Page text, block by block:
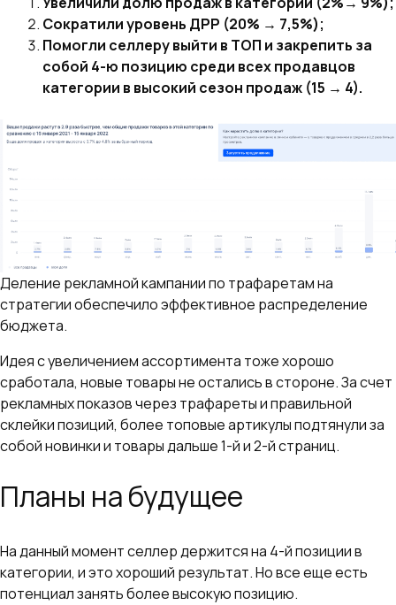
Сократили уровень ДРР (20% → 7,5%);
Помогли селлеру выйти в ТОП и закрепить за
собой 4-ю позицию среди всех продавцов
категории в высокий сезон продаж (15 → 4).
Деление рекламной кампании по трафаретам на
стратегии обеспечило эффективное распределение
бюджета.
Идея с увеличением ассортимента тоже хорошо
сработала, новые товары не остались в стороне. За счет
рекламных показов через трафареты и правильной
склейки позиций, более топовые артикулы подтянули за
собой новинки и товары дальше 1-й и 2-й страниц.
Планы на будущее
На данный момент селлер держится на 4-й позиции в
категории, и это хороший результат. Но все еще есть
потенциал занять более высокую позицию.